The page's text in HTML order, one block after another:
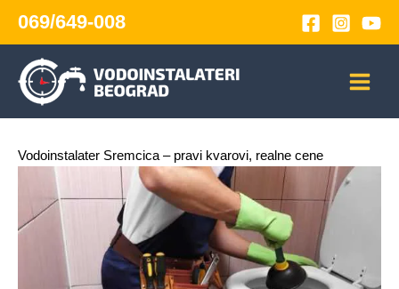
069/649-008
Vodoinstalater Sremcica – pravi kvarovi, realne cene